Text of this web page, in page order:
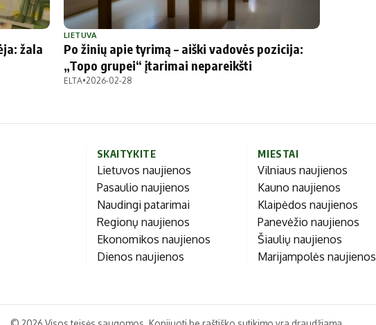
Alytaus miesto
Marijampolės
Prienų rajono
žala
LIETUVA
Po žinių apie tyrimą – aiški vadovės pozicija:
„Topo grupei“ įtarimai nepareikšti
ELTA•2026-02-28
SKAITYKITE
Lietuvos naujienos
Pasaulio naujienos
Naudingi patarimai
Regionų naujienos
Ekonomikos naujienos
Dienos naujienos
MIESTAI
Vilniaus naujienos
Kauno naujienos
Klaipėdos naujienos
Panevėžio naujienos
Šiaulių naujienos
Marijampolės naujienos